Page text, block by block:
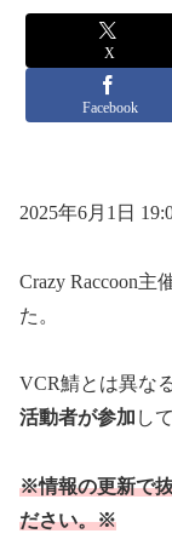
X
Facebook
2025年6月1日
Crazy Raccoon主
た。
VCR鯖とは異な
活動者が参加 し
※情報の更新で
ださい。※